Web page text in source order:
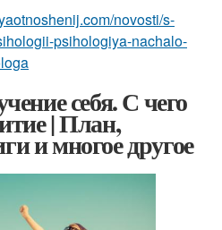
novosti/s-
psihologiya-nachalo-
себя. С чего
| План,
и многое другое